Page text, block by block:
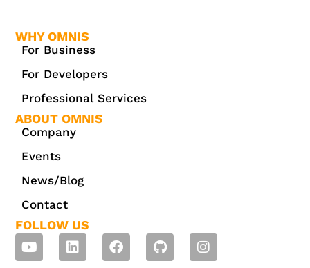
WHY OMNIS
For Business
For Developers
Professional Services
ABOUT OMNIS
Company
Events
News/Blog
Contact
FOLLOW US